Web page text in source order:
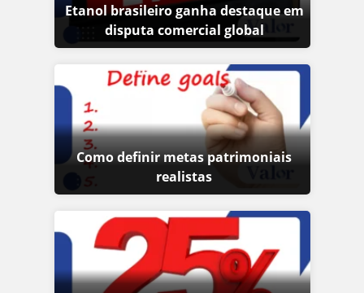
Etanol brasileiro ganha destaque em
disputa comercial global
Como definir metas patrimoniais
realistas